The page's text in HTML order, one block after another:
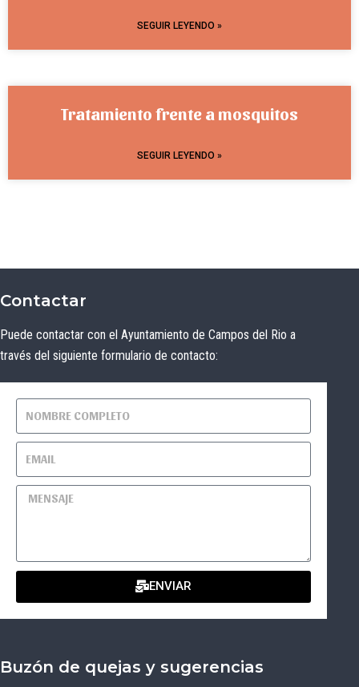
SEGUIR LEYENDO »
Tratamiento frente a mosquitos
SEGUIR LEYENDO »
Contactar
Puede contactar con el Ayuntamiento de Campos del Rio a
través del siguiente formulario de contacto:
ENVIAR
Buzón de quejas y sugerencias